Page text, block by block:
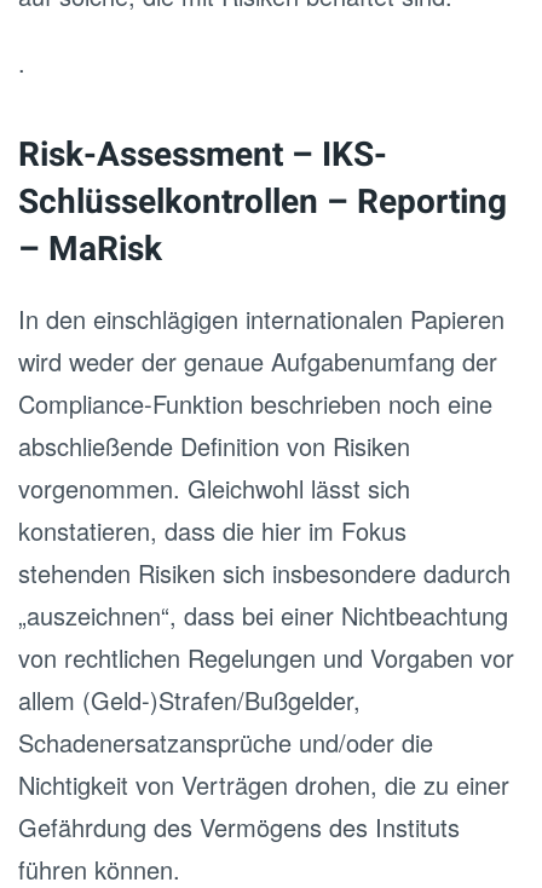
.
Risk-Assessment – IKS-
Schlüsselkontrollen – Reporting
– MaRisk
In den einschlägigen internationalen Papieren
wird weder der genaue Aufgabenumfang der
Compliance-Funktion beschrieben noch eine
abschließende Definition von Risiken
vorgenommen. Gleichwohl lässt sich
konstatieren, dass die hier im Fokus
stehenden Risiken sich insbesondere dadurch
„auszeichnen“, dass bei einer Nichtbeachtung
von rechtlichen Regelungen und Vorgaben vor
allem (Geld-)Strafen/Bußgelder,
Schadenersatzansprüche und/oder die
Nichtigkeit von Verträgen drohen, die zu einer
Gefährdung des Vermögens des Instituts
führen können.